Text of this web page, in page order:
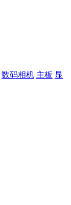
数码相机 主板 显